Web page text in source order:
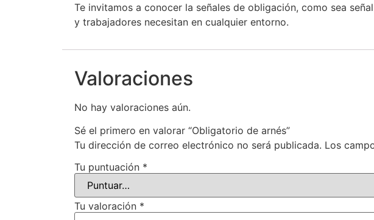
Te invitamos a conocer la señales de obligación, como sea
y trabajadores necesitan en cualquier entorno.
Valoraciones
No hay valoraciones aún.
Sé el primero en valorar “Obligatorio de arnés”
Tu dirección de correo electrónico no será publicada. Los
Tu puntuación *
Tu valoración *